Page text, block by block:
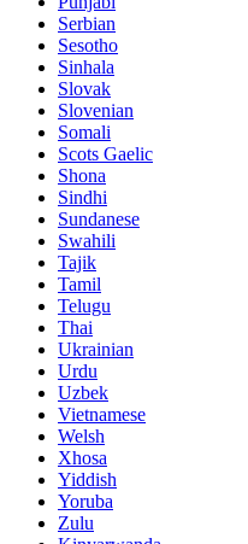
Serbian
Sesotho
Sinhala
Slovak
Slovenian
Somali
Scots Gaelic
Shona
Sindhi
Sundanese
Swahili
Tajik
Tamil
Telugu
Thai
Ukrainian
Urdu
Uzbek
Vietnamese
Welsh
Xhosa
Yiddish
Yoruba
Zulu